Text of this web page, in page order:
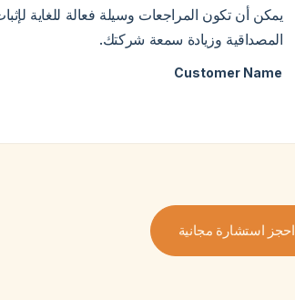
يمكن أن تكون المراجعات وسيلة فعالة للغاية
المصداقية وزيادة سمعة شركتك.
Customer Name
احجز استشارة مجانية